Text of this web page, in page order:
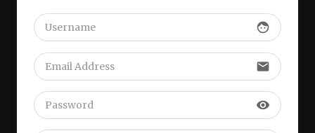
face
email
visibility